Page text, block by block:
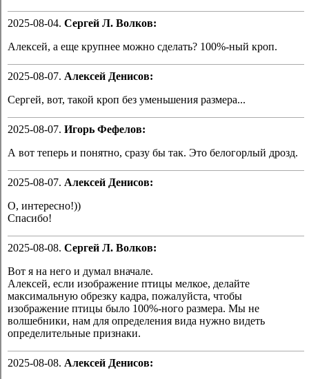
2025-08-04. Сергей Л. Волков:
Алексей, а еще крупнее можно сделать? 100%-ный кроп.
2025-08-07. Алексей Денисов:
Сергей, вот, такой кроп без уменьшения размера...
2025-08-07. Игорь Фефелов:
А вот теперь и понятно, сразу бы так. Это белогорлый дрозд.
2025-08-07. Алексей Денисов:
О, интересно!))
Спасибо!
2025-08-08. Сергей Л. Волков:
Вот я на него и думал вначале.
Алексей, если изображение птицы мелкое, делайте
максимальную обрезку кадра, пожалуйста, чтобы
изображение птицы было 100%-ного размера. Мы не
волшебники, нам для определения вида нужно видеть
определительные признаки.
2025-08-08. Алексей Денисов: